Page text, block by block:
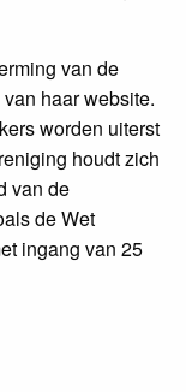
van de
haar website.
worden uiterst
houdt zich
van de
de Wet
ingang van 25